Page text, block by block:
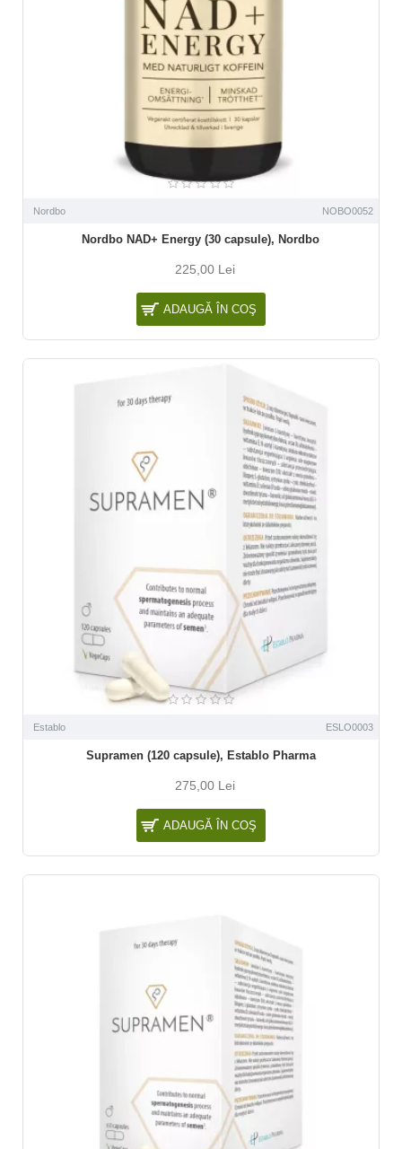
Nordbo NOBO0052
Nordbo NAD+ Energy (30 capsule), Nordbo
225,00 Lei
ADAUGĂ ÎN COŞ
Establo ESLO0003
Supramen (120 capsule), Establo Pharma
275,00 Lei
ADAUGĂ ÎN COŞ